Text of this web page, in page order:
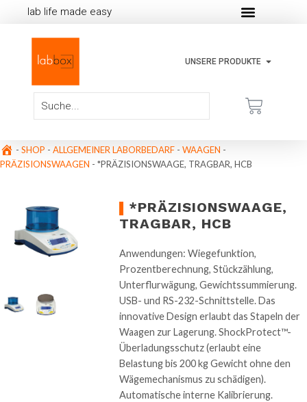
lab life made easy
UNSERE PRODUKTE
- SHOP - ALLGEMEINER LABORBEDARF - WAAGEN -
PRÄZISIONSWAAGEN - *PRÄZISIONSWAAGE, TRAGBAR, HCB
*PRÄZISIONSWAAGE,
TRAGBAR, HCB
Anwendungen: Wiegefunktion,
Prozentberechnung, Stückzählung,
Unterflurwägung, Gewichtssummierung.
USB- und RS-232-Schnittstelle. Das
innovative Design erlaubt das Stapeln der
Waagen zur Lagerung. ShockProtect™-
Überladungsschutz (erlaubt eine
Belastung bis 200 kg Gewicht ohne den
Wägemechanismus zu schädigen).
Automatische interne Kalibrierung.